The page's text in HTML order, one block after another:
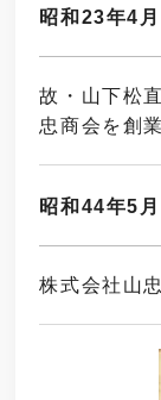
昭和23年4月
故・山下松
忠商会を創業
昭和44年5月
株式会社山